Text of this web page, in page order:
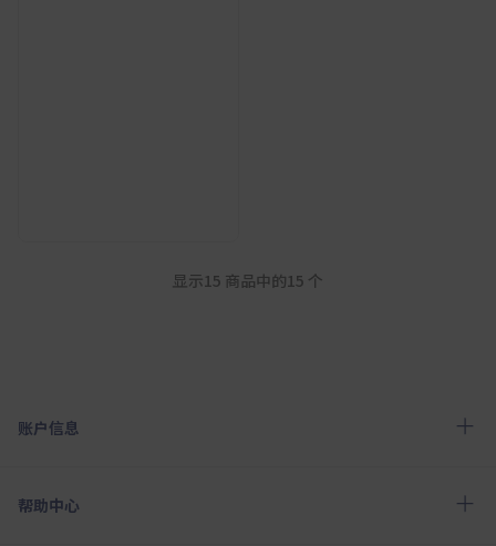
显示15 商品中的15 个
账户信息
帮助中心